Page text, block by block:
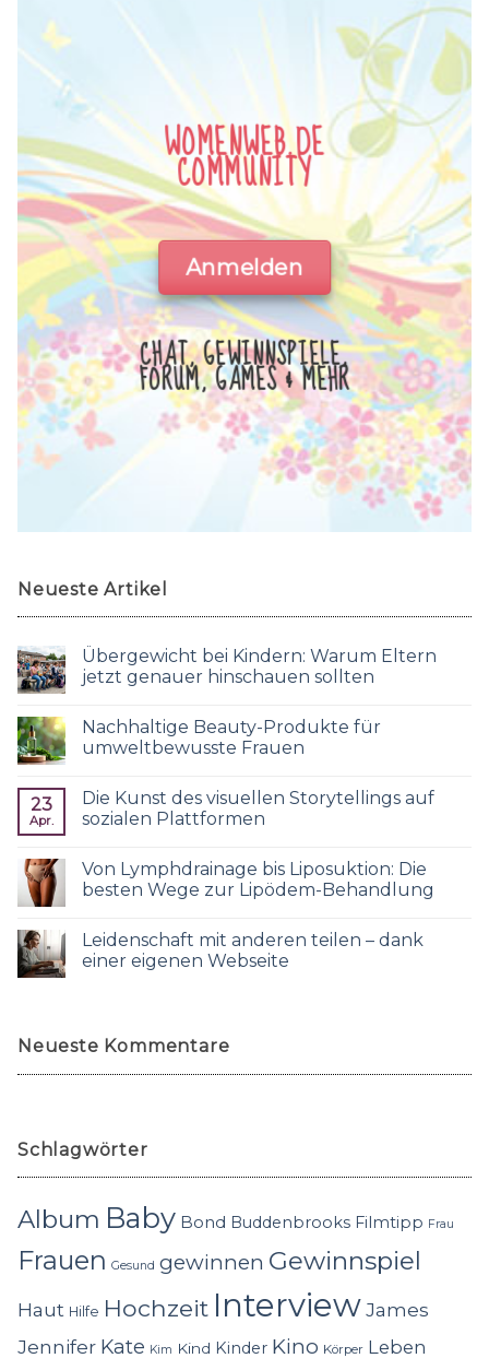
WOMENWEB.DE
COMMUNITY
Anmelden
CHAT, GEWINNSPIELE,
FORUM, GAMES & MEHR
Neueste Artikel
Übergewicht bei Kindern: Warum Eltern
jetzt genauer hinschauen sollten
Nachhaltige Beauty-Produkte für
umweltbewusste Frauen
23
Apr.
Die Kunst des visuellen Storytellings auf
sozialen Plattformen
Von Lymphdrainage bis Liposuktion: Die
besten Wege zur Lipödem-Behandlung
Leidenschaft mit anderen teilen – dank
einer eigenen Webseite
Neueste Kommentare
Schlagwörter
Album Baby Bond Buddenbrooks Filmtipp Frau
Frauen Gesund gewinnen Gewinnspiel
Haut Hilfe Hochzeit InterviewJames
Jennifer Kate Kim Kind Kinder Kino Körper Leben